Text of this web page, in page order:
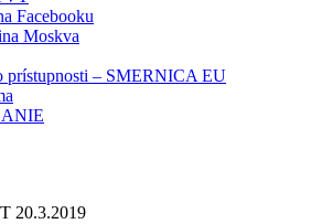
Facebooku
Moskva
prístupnosti – SMERNICA EU
20.3.2019